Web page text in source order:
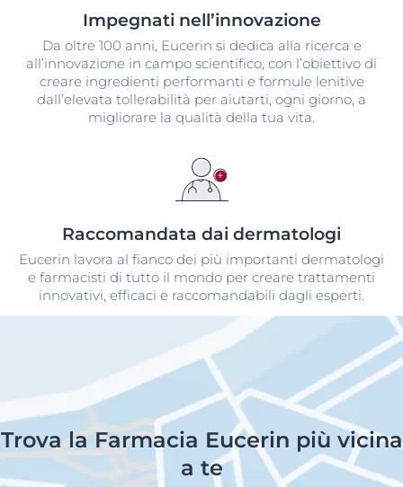
Impegnati nell’innovazione​
Da oltre 100 anni, Eucerin si dedica alla ricerca e
all’innovazione in campo scientifico, con l’obiettivo di
creare ingredienti performanti e formule lenitive
dall’elevata tollerabilità per aiutarti, ogni giorno, a
migliorare la qualità della tua vita.
Raccomandata dai dermatologi​
Eucerin lavora al fianco dei più importanti dermatologi
e farmacisti di tutto il mondo per creare trattamenti
innovativi, efficaci e raccomandabili dagli esperti.
Trova la Farmacia Eucerin più vicina
a te